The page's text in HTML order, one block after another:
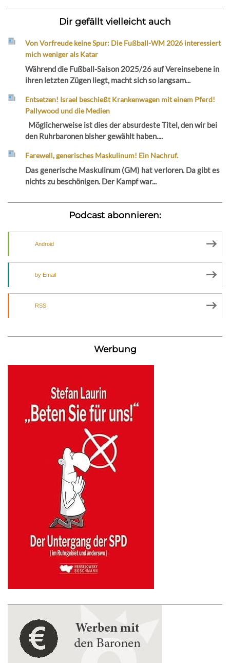
Dir gefällt vielleicht auch
Von Vorfreude keine Spur: Die Fußball-WM 2026 interessiert
mich weniger als Katar
Während die Fußball-Saison 2025/26 auf Vereinsebene in
ihren letzten Zügen liegt, macht sich so langsam...
Entsetzen! Israel beschießt Krankenwagen mit einem Pferd!
Pallywood und die Medien
Möglicherweise ist dies der absurdeste Titel, den wir bei
den Ruhrbaronen bisher gewählt haben....
Farewell, generisches Maskulinum! Ein Nachruf.
Das generische Maskulinum (GM) hat verloren. Da gibt es
nichts zu beschönigen. Der Kampf war...
Podcast abonnieren:
Android
by Email
RSS
Werbung